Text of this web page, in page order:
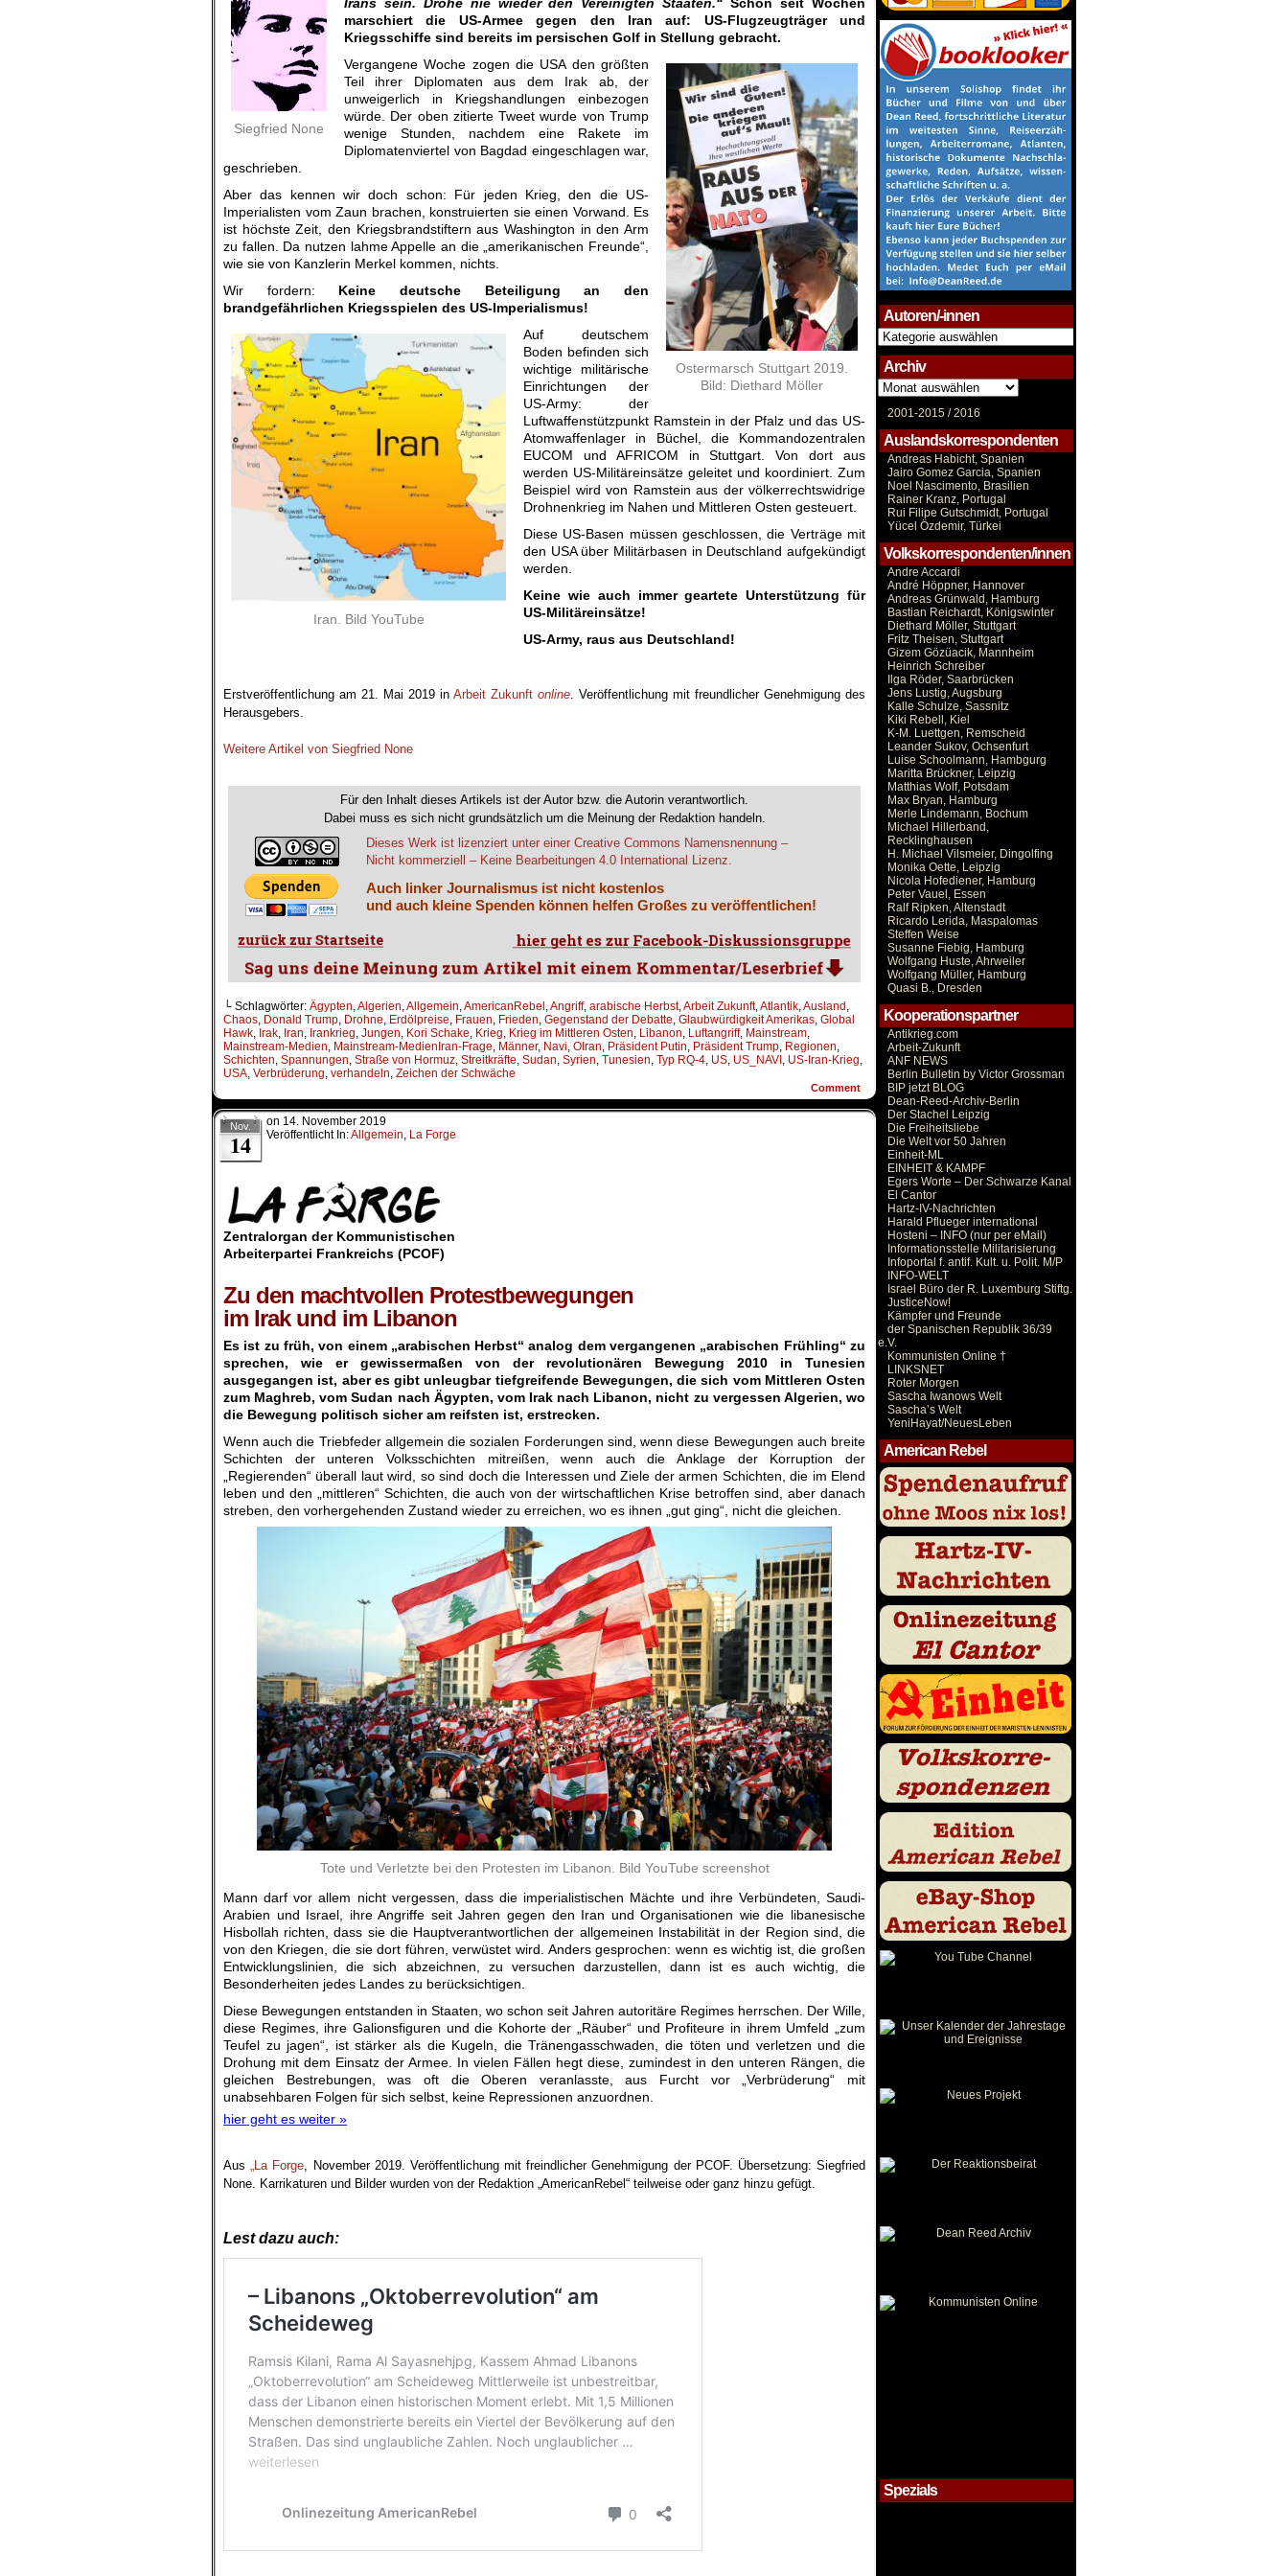
Siegfried None
marschiert die US-Armee gegen den Iran auf: US-Flugzeugträger und
Kriegsschiffe sind bereits im persischen Golf in Stellung gebracht.
Ostermarsch Stuttgart 2019.
Bild: Diethard Möller
Vergangene Woche zogen die USA den größten
Teil ihrer Diplomaten aus dem Irak ab, der
unweigerlich in Kriegshandlungen einbezogen
würde. Der oben zitierte Tweet wurde von Trump
wenige Stunden, nachdem eine Rakete im
Diplomatenviertel von Bagdad eingeschlagen war,
geschrieben.
Aber das kennen wir doch schon: Für jeden Krieg, den die US-
Imperialisten vom Zaun brachen, konstruierten sie einen Vorwand. Es
ist höchste Zeit, den Kriegsbrandstiftern aus Washington in den Arm
zu fallen. Da nutzen lahme Appelle an die „amerikanischen Freunde“,
wie sie von Kanzlerin Merkel kommen, nichts.
Wir fordern: Keine deutsche Beteiligung an den
brandgefährlichen Kriegsspielen des US-Imperialismus!
Iran. Bild YouTube
Auf deutschem
Boden befinden sich
wichtige militärische
Einrichtungen der
US-Army: der
Luftwaffenstützpunkt Ramstein in der Pfalz und das US-
Atomwaffenlager in Büchel, die Kommandozentralen
EUCOM und AFRICOM in Stuttgart. Von dort aus
werden US-Militäreinsätze geleitet und koordiniert. Zum
Beispiel wird von Ramstein aus der völkerrechtswidrige
Drohnenkrieg im Nahen und Mittleren Osten gesteuert.
Diese US-Basen müssen geschlossen, die Verträge mit
den USA über Militärbasen in Deutschland aufgekündigt
werden.
Keine wie auch immer geartete Unterstützung für
US-Militäreinsätze!
US-Army, raus aus Deutschland!
Erstveröffentlichung am 21. Mai 2019 in Arbeit Zukunft online. Veröffentlichung mit freundlicher Genehmigung des
Herausgebers.
Weitere Artikel von Siegfried None
Für den Inhalt dieses Artikels ist der Autor bzw. die Autorin verantwortlich.
Dabei muss es sich nicht grundsätzlich um die Meinung der Redaktion handeln.
Dieses Werk ist lizenziert unter einer Creative Commons Namensnennung –
Nicht kommerziell – Keine Bearbeitungen 4.0 International Lizenz.
Auch linker Journalismus ist nicht kostenlos
und auch kleine Spenden können helfen Großes zu veröffentlichen!
└ Schlagwörter: Ägypten,Algerien,Allgemein,AmericanRebel ,Angriff, arabische Herbst,Arbeit Zukunft,Atlantik,Ausland ,
Chaos, Donald Trump, Drohne, Erdölpreise, Frauen, Frieden, Gegenstand der Debatte, Glaubwürdigkeit Amerikas, Global
Hawk, Irak, Iran, Irankrieg, Jungen, Kori Schake, Krieg, Krieg im Mittleren Osten, Libanon, Luftangriff, Mainstream,
Mainstream-Medien, Mainstream-MedienIran-Frage, Männer, Navi, OIran, Präsident Putin, Präsident Trump, Regionen,
Schichten, Spannungen, Straße von Hormuz, Streitkräfte, Sudan, Syrien, Tunesien, Typ RQ-4, US, US_NAVI , US-Iran-Krieg,
USA, Verbrüderung, verhandeln, Zeichen der Schwäche
Comment
Nov.
14
on 14. November 2019
Veröffentlicht In:Allgemein, La Forge
Zentralorgan der Kommunistischen
Arbeiterpartei Frankreichs (PCOF)
Zu den machtvollen Protestbewegungen
im Irak und im Libanon
Es ist zu früh, von einem „arabischen Herbst“ analog dem vergangenen „arabischen Frühling“ zu
sprechen, wie er gewissermaßen von der revolutionären Bewegung 2010 in Tunesien
ausgegangen ist, aber es gibt unleugbar tiefgreifende Bewegungen, die sich vom Mittleren Osten
zum Maghreb, vom Sudan nach Ägypten, vom Irak nach Libanon, nicht zu vergessen Algerien, wo
die Bewegung politisch sicher am reifsten ist, erstrecken.
Wenn auch die Triebfeder allgemein die sozialen Forderungen sind, wenn diese Bewegungen auch breite
Schichten der unteren Volksschichten mitreißen, wenn auch die Anklage der Korruption der
„Regierenden“ überall laut wird, so sind doch die Interessen und Ziele der armen Schichten, die im Elend
leben und den „mittleren“ Schichten, die auch von der wirtschaftlichen Krise betroffen sind, aber danach
streben, den vorhergehenden Zustand wieder zu erreichen, wo es ihnen „gut ging“, nicht die gleichen.
Tote und Verletzte bei den Protesten im Libanon. Bild YouTube screenshot
Mann darf vor allem nicht vergessen, dass die imperialistischen Mächte und ihre Verbündeten, Saudi-
Arabien und Israel, ihre Angriffe seit Jahren gegen den Iran und Organisationen wie die libanesische
Hisbollah richten, dass sie die Hauptverantwortlichen der allgemeinen Instabilität in der Region sind, die
von den Kriegen, die sie dort führen, verwüstet wird. Anders gesprochen: wenn es wichtig ist, die großen
Entwicklungslinien, die sich abzeichnen, zu versuchen darzustellen, dann ist es auch wichtig, die
Besonderheiten jedes Landes zu berücksichtigen.
Diese Bewegungen entstanden in Staaten, wo schon seit Jahren autoritäre Regimes herrschen. Der Wille,
diese Regimes, ihre Galionsfiguren und die Kohorte der „Räuber“ und Profiteure in ihrem Umfeld „zum
Teufel zu jagen“, ist stärker als die Kugeln, die Tränengasschwaden, die töten und verletzen und die
Drohung mit dem Einsatz der Armee. In vielen Fällen hegt diese, zumindest in den unteren Rängen, die
gleichen Bestrebungen, was oft die Oberen veranlasste, aus Furcht vor „Verbrüderung“ mit
unabsehbaren Folgen für sich selbst, keine Repressionen anzuordnen.
hier geht es weiter »
Aus „La Forge , November 2019. Veröffentlichung mit freindlicher Genehmigung der PCOF. Übersetzung: Siegfried
None. Karrikaturen und Bilder wurden von der Redaktion „AmericanRebel“ teilweise oder ganz hinzu gefügt.
Lest dazu auch:
Autoren/-innen
Autoren/-
innen
Archiv
Archiv
2001-2015 /2016
Auslandskorrespondenten
Andreas Habicht, Spanien
Jairo Gomez Garcia, Spanien
Noel Nascimento, Brasilien
Rainer Kranz, Portugal
Rui Filipe Gutschmidt, Portugal
Yücel Özdemir, Türkei
Volkskorrespondenten/innen
Andre Accardi
André Höppner, Hannover
Andreas Grünwald, Hamburg
Bastian Reichardt, Königswinter
Diethard Möller, Stuttgart
Fritz Theisen, Stuttgart
Gizem Gözüacik, Mannheim
Heinrich Schreiber
Ilga Röder, Saarbrücken
Jens Lustig, Augsburg
Kalle Schulze, Sassnitz
Kiki Rebell, Kiel
K-M. Luettgen, Remscheid
Leander Sukov, Ochsenfurt
Luise Schoolmann, Hambgurg
Maritta Brückner, Leipzig
Matthias Wolf, Potsdam
Max Bryan, Hamburg
Merle Lindemann, Bochum
Michael Hillerband,
Recklinghausen
H. Michael Vilsmeier, Dingolfing
Monika Oette, Leipzig
Nicola Hofediener, Hamburg
Peter Vauel, Essen
Ralf Ripken, Altenstadt
Ricardo Lerida, Maspalomas
Steffen Weise
Susanne Fiebig, Hamburg
Wolfgang Huste, Ahrweiler
Wolfgang Müller, Hamburg
Quasi B., Dresden
Kooperationspartner
Antikrieg.com
Arbeit-Zukunft
ANF NEWS
Berlin Bulletin by Victor Grossman
BIP jetzt BLOG
Dean-Reed-Archiv-Berlin
Der Stachel Leipzig
Die Freiheitsliebe
Die Welt vor 50 Jahren
Einheit-ML
EINHEIT & KAMPF
Egers Worte – Der Schwarze Kanal
El Cantor
Hartz-IV-Nachrichten
Harald Pflueger international
Hosteni – INFO (nur per eMail)
Informationsstelle Militarisierung
Infoportal f. antif. Kult. u. Polit. M/P
INFO-WELT
Israel Büro der R. Luxemburg Stiftg.
JusticeNow!
Kämpfer und Freunde
der Spanischen Republik 36/39
e.V.
Kommunisten Online †
LINKSNET
Roter Morgen
Sascha Iwanows Welt
Sascha’s Welt
YeniHayat/NeuesLeben
American Rebel
Spezials